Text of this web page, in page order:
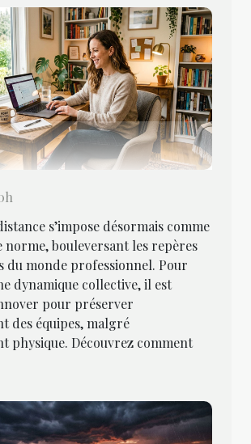
s’impose désormais comme
norme, bouleversant les repères
du monde professionnel. Pour
dynamique collective, il est
pour préserver
des équipes, malgré
physique. Découvrez comment